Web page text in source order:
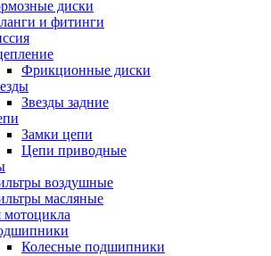
диски
и фитинги
Фрикционные диски
Звезды задние
Замки цепи
Цепи приводные
воздушные
масляные
мотоцикла
Колесные подшипники